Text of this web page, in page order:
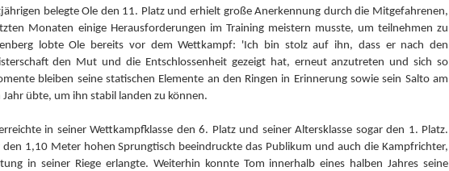
belegte Ole den 11. Platz und erhielt große Anerkennung durch die Mitgefahrenen,
Monaten einige Herausforderungen im Training meistern musste, um teilnehmen zu
lobte Ole bereits vor dem Wettkampf: 'Ich bin stolz auf ihn, dass er nach den
den Mut und die Entschlossenheit gezeigt hat, erneut anzutreten und sich so
bleiben seine statischen Elemente an den Ringen in Erinnerung sowie sein Salto am
übte, um ihn stabil landen zu können.
in seiner Wettkampfklasse den 6. Platz und seiner Altersklasse sogar den 1. Platz.
den 1,10 Meter hohen Sprungtisch beeindruckte das Publikum und auch die Kampfrichter,
in seiner Riege erlangte. Weiterhin konnte Tom innerhalb eines halben Jahres seine